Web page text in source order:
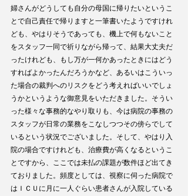
婦さんがどうしても自分の母国に帰りたいというこ
とで自己責任で帰りますと一筆書いたようですけれ
ども、やはりそうであっても、機上で何もないこと
をスタッフ一同で祈りながら帰って、結果大丈夫だ
ったけれども、もし万が一何かあったときにはどう
すればよかったんだろうかなど、あるいはこういっ
た場合の裁判へのリスクをどう考えればいいでしょ
うかというような御意見をいただきました。そうい
った様々な事務的なやり取りも、今は病院の事務の
スタッフが日常の業務をこなしつつその傍らでして
いるという状況でございました。そして、やはり入
院の場合ですけれども、治療費が高くなるというこ
とですから、ここでは未払の課題が数件ほど出てき
ておりました。頻度としては、視察に伺った病院で
はＩＣＵに月に一人ぐらい患者さんが入院している